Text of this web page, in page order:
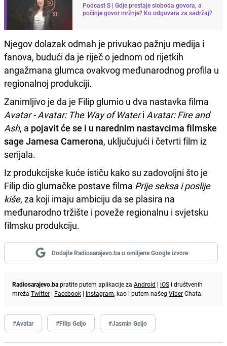
Podcast S | Gdje prestaje sloboda govora, a
počinje govor mržnje? Ko odgovara za sadržaj?
Njegov dolazak odmah je privukao pažnju medija i
fanova, budući da je riječ o jednom od rijetkih
angažmana glumca ovakvog međunarodnog profila u
regionalnoj produkciji.
Zanimljivo je da je Filip glumio u dva nastavka filma
Avatar - Avatar: The Way of Wateri Avatar: Fire and
Ash, a pojavit će se i u narednim nastavcima filmske
sage Jamesa Camerona, uključujući i četvrti film iz
serijala.
Iz produkcijske kuće ističu kako su zadovoljni što je
Filip dio glumačke postave filma Prije seksa i poslije
kiše, za koji imaju ambiciju da se plasira na
međunarodno tržište i poveže regionalnu i svjetsku
filmsku produkciju.
Dodajte Radiosarajevo.ba u omiljene Google izvore
Radiosarajevo.bapratite putem aplikacije za Android | iOS i društvenih
mreža Twitter | Facebook | Instagram, kao i putem našeg ViberChata.
#Avatar #Filip Geljo #Jasmin Geljo